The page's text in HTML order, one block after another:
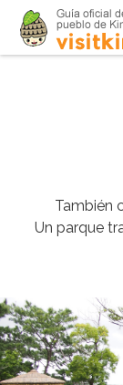
También
Un parque